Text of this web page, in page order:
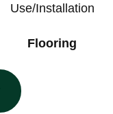
Use/Installation
Flooring